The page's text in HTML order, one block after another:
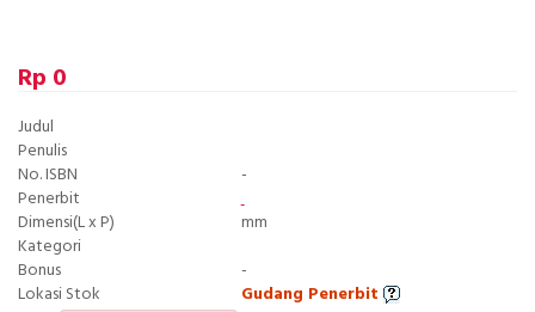
Rp 0
Judul
Penulis
No. ISBN
-
Penerbit
Dimensi(L x P)
mm
Kategori
Bonus
-
Lokasi Stok
Gudang Penerbit